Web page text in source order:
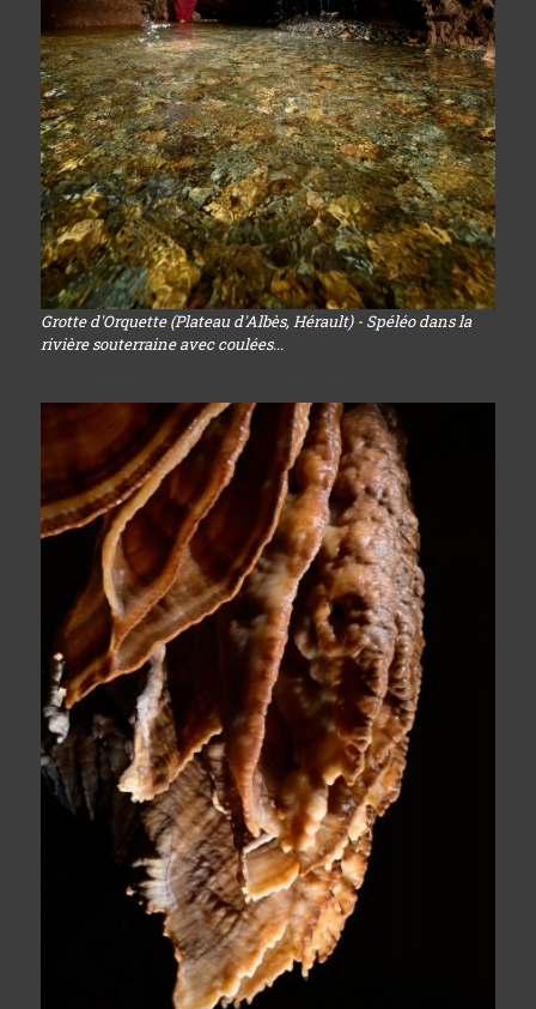
Grotte d'Orquette (Plateau d'Albès, Hérault) - Spéléo dans la
rivière souterraine avec coulées...